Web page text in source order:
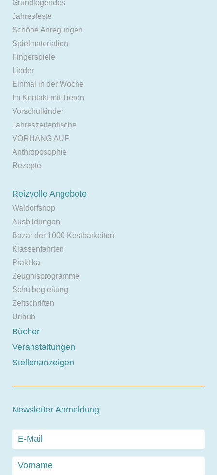
Grundlegendes
Jahresfeste
Schöne Anregungen
Spielmaterialien
Fingerspiele
Lieder
Einmal in der Woche
Im Kontakt mit Tieren
Vorschulkinder
Jahreszeitentische
VORHANG AUF
Anthroposophie
Rezepte
Reizvolle Angebote
Waldorfshop
Ausbildungen
Bazar der 1000 Kostbarkeiten
Klassenfahrten
Praktika
Zeugnisprogramme
Schulbegleitung
Zeitschriften
Urlaub
Bücher
Veranstaltungen
Stellenanzeigen
Newsletter Anmeldung